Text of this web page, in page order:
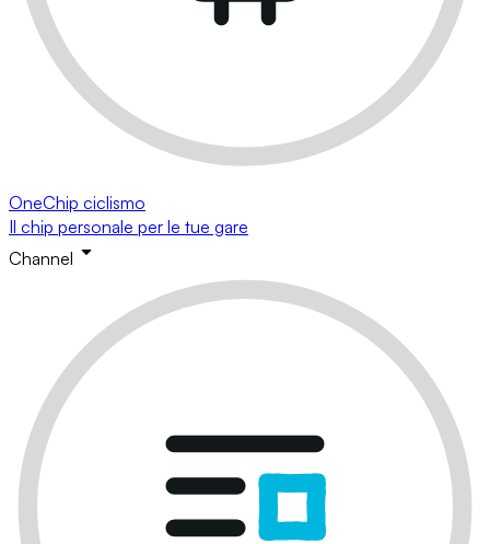
OneChip ciclismo
Il chip personale per le tue gare
Channel